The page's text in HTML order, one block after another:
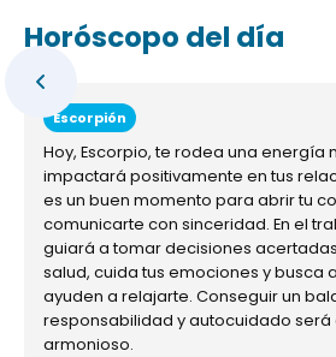
Horóscopo del día
Escorpión
Hoy, Escorpio, te rodea una energía
impactará positivamente en tus
es un buen momento para abrir tu
comunicarte con sinceridad. En el
guiará a tomar decisiones
salud, cuida tus emociones y busca
ayuden a relajarte. Conseguir un
responsabilidad y autocuidado será
armonioso.